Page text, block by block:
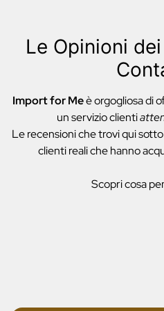
Le Opinioni
Import for Meè orgogliosa di
un servizio clienti
Le recensioni che trovi qui
clienti reali che hanno
Scopri cosa